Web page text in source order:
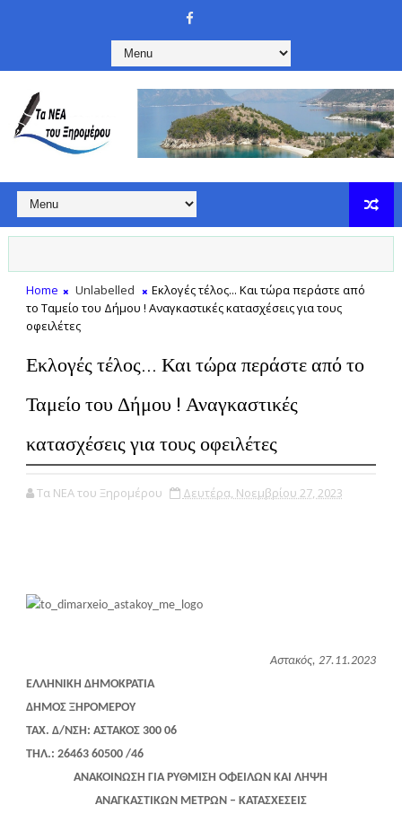
Home Unlabelled
Εκλογές τέλος... Και τώρα περάστε από
το Ταμείο του Δήμου ! Αναγκαστικές κατασχέσεις για τους
οφειλέτες
Εκλογές τέλος... Και τώρα περάστε από το
Ταμείο του Δήμου ! Αναγκαστικές
κατασχέσεις για τους οφειλέτες
Τα ΝΕΑ του Ξηρομέρου Δευτέρα, Νοεμβρίου 27, 2023
Αστακός, 27.11.2023
ΕΛΛΗΝΙΚΗ ΔΗΜΟΚΡΑΤΙΑ
ΔΗΜΟΣ ΞΗΡΟΜΕΡΟΥ
ΤΑΧ. Δ/ΝΣΗ: ΑΣΤΑΚΟΣ 300 06
ΤΗΛ.: 26463 60500 /46
ΑΝΑΚΟΙΝΩΣΗ ΓΙΑ ΡΥΘΜΙΣΗ ΟΦΕΙΛΩΝ ΚΑΙ ΛΗΨΗ
ΑΝΑΓΚΑΣΤΙΚΩΝ ΜΕΤΡΩΝ – ΚΑΤΑΣΧΕΣΕΙΣ